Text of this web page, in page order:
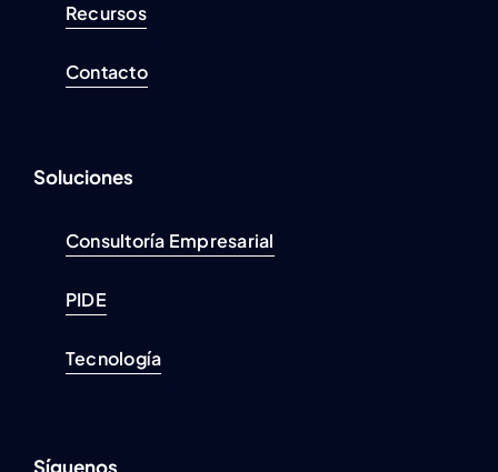
Recursos
Contacto
Soluciones
Consultoría Empresarial
PIDE
Tecnología
Síguenos